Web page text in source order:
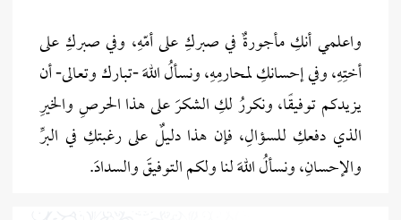
واعلمي أنكِ مأجورةٌ في صبركِ على أمّهِ، وفي صبركِ على
أختِهِ، وفي إحسانكِ لمحارمِهِ، ونسألُ اللهَ -تبارك وتعالى- أن
يزيدكم توفيقًا، ونكررُ لكِ الشكرَ على هذا الحرصِ والخيرِ
الذي دفعكِ للسؤالِ، فإن هذا دليلٌ على رغبتكِ في البرِّ
والإحسانِ، ونسألُ اللهَ لنا ولكم التوفيقَ والسدادَ.